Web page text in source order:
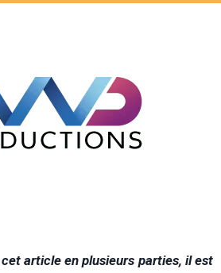
article en plusieurs parties, il est